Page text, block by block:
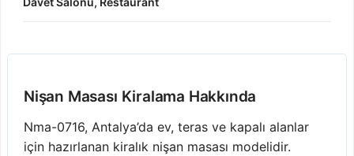
Nişan Masası Kiralama Hakkında
Nma-0716, Antalya’da ev, teras ve kapalı alanlar
için hazırlanan kiralık nişan masası modelidir.